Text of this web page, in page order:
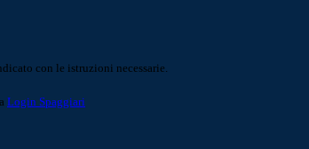
con le istruzioni necessarie.
Login Spaggiari